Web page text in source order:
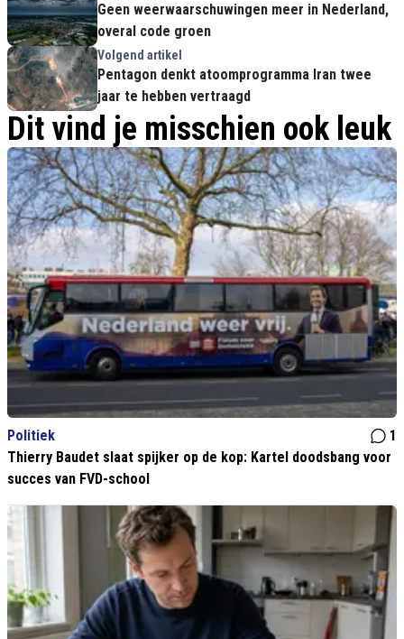
Geen weerwaarschuwingen meer in Nederland,
overal code groen
Volgend artikel
Pentagon denkt atoomprogramma Iran twee
jaar te hebben vertraagd
Dit vind je misschien ook leuk
Politiek
1
Thierry Baudet slaat spijker op de kop: Kartel doodsbang voor
succes van FVD-school